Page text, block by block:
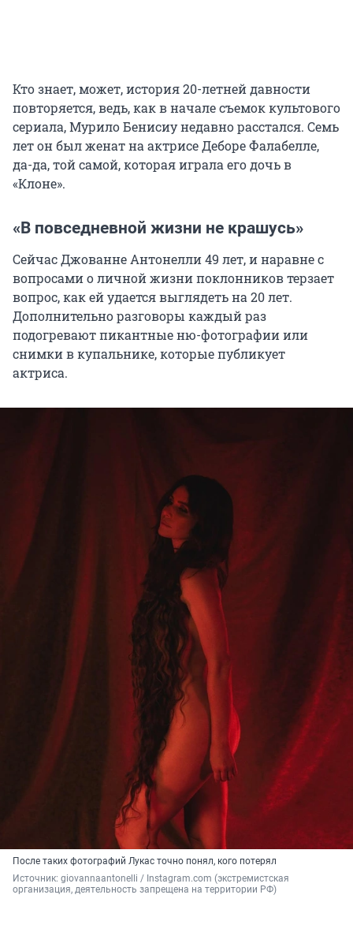
Кто знает, может, история 20-летней давности
повторяется, ведь, как в начале съемок культового
сериала, Мурило Бенисиу недавно расстался. Семь
лет он был женат на актрисе Деборе Фалабелле,
да-да, той самой, которая играла его дочь в
«Клоне».
«В повседневной жизни не крашусь»
Сейчас Джованне Антонелли 49 лет, и наравне с
вопросами о личной жизни поклонников терзает
вопрос, как ей удается выглядеть на 20 лет.
Дополнительно разговоры каждый раз
подогревают пикантные ню-фотографии или
снимки в купальнике, которые публикует
актриса.
После таких фотографий Лукас точно понял, кого потерял
Источник: giovannaantonelli / Instagram.com (экстремистская
организация, деятельность запрещена на территории РФ)